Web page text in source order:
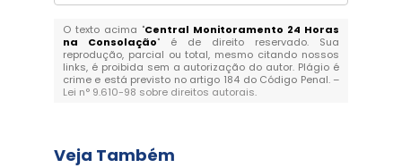
O texto acima "Central Monitoramento 24 Horas
na Consolação" é de direito reservado. Sua
reprodução, parcial ou total, mesmo citando nossos
links, é proibida sem a autorização do autor. Plágio é
crime e está previsto no artigo 184 do Código Penal. –
Lei n° 9.610-98 sobre direitos autorais.
Veja Também